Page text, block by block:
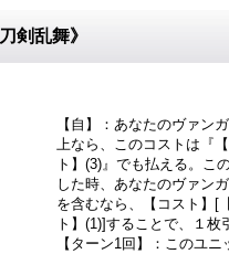
剣乱舞》
【自】：あなたのヴァン
上なら、このコストは『
ト】(3)』でも払える。こ
した時、あなたのヴァン
を含むなら、【コスト】[
ト】(1)]することで、１枚
【ターン1回】：このユ